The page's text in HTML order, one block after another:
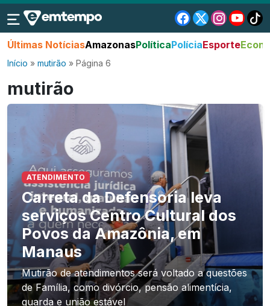
Últimas NotíciasAmazonasPolíticaPolíciaEsporte
Início » mutirão » Página 6
mutirão
ATENDIMENTO
Carreta da Defensoria leva
serviços Centro Cultural dos
Povos da Amazônia, em
Manaus
Mutirão de atendimentos será voltado a questões
de Família, como divórcio, pensão alimentícia,
guarda e união estável